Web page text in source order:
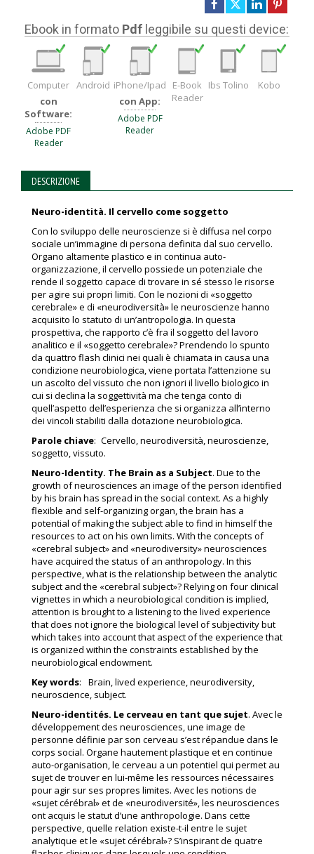
Ebook in formato Pdf leggibile su questi device:
Computer
con
Software:
Adobe PDF
Reader
Android iPhone/Ipad
con App:
Adobe PDF
Reader
E-Book
Reader
Ibs Tolino Kobo
DESCRIZIONE
Neuro-identità. Il cervello come soggetto
Con lo sviluppo delle neuroscienze si è diffusa nel corpo
sociale un’immagine di persona definita dal suo cervello.
Organo altamente plastico e in continua auto-
organizzazione, il cervello possiede un potenziale che
rende il soggetto capace di trovare in sé stesso le risorse
per agire sui propri limiti. Con le nozioni di «soggetto
cerebrale» e di «neurodiversità» le neuroscienze hanno
acquisito lo statuto di un’antropologia. In questa
prospettiva, che rapporto c’è fra il soggetto del lavoro
analitico e il «soggetto cerebrale»? Prendendo lo spunto
da quattro flash clinici nei quali è chiamata in causa una
condizione neurobiologica, viene portata l’attenzione su
un ascolto del vissuto che non ignori il livello biologico in
cui si declina la soggettività ma che tenga conto di
quell’aspetto dell’esperienza che si organizza all’interno
dei vincoli stabiliti dalla dotazione neurobiologica.
Parole chiave: Cervello, neurodiversità, neuroscienze,
soggetto, vissuto.
Neuro-Identity. The Brain as a Subject. Due to the
growth of neurosciences an image of the person identified
by his brain has spread in the social context. As a highly
flexible and self-organizing organ, the brain has a
potential of making the subject able to find in himself the
resources to act on his own limits. With the concepts of
«cerebral subject» and «neurodiversity» neurosciences
have acquired the status of an anthropology. In this
perspective, what is the relationship between the analytic
subject and the «cerebral subject»? Relying on four clinical
vignettes in which a neurobiological condition is implied,
attention is brought to a listening to the lived experience
that does not ignore the biological level of subjectivity but
which takes into account that aspect of the experience that
is organized within the constraints established by the
neurobiological endowment.
Key words: Brain, lived experience, neurodiversity,
neuroscience, subject.
Neuro-identités. Le cerveau en tant que sujet. Avec le
développement des neurosciences, une image de
personne définie par son cerveau s’est répandue dans le
corps social. Organe hautement plastique et en continue
auto-organisation, le cerveau a un potentiel qui permet au
sujet de trouver en lui-même les ressources nécessaires
pour agir sur ses propres limites. Avec les notions de
«sujet cérébral» et de «neurodiversité», les neurosciences
ont acquis le statut d’une anthropologie. Dans cette
perspective, quelle relation existe-t-il entre le sujet
analytique et le «sujet cérébral»? S’inspirant de quatre